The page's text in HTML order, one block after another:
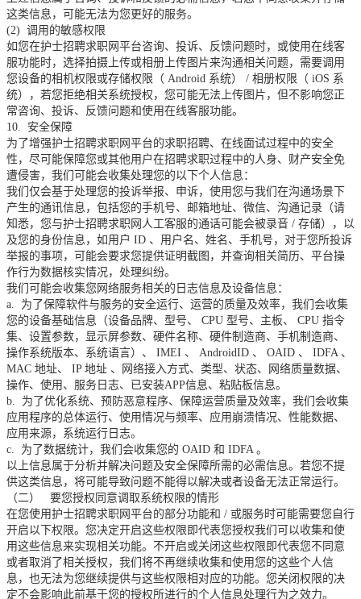
这类信息，可能无法为您更好的服务。
(2) 调用的敏感权限
如您在护士招聘求职网平台咨询、投诉、反馈问题时，或使用在线客
服功能时，选择拍摄上传或相册上传图片来沟通相关问题，需要调用
您设备的相机权限或存储权限（ Android 系统） / 相册权限（ iOS 系
统），若您拒绝相关系统授权，您可能无法上传图片，但不影响您正
常咨询、投诉、反馈问题和使用在线客服功能。
10.
安全保障
为了增强护士招聘求职网平台的求职招聘、在线面试过程中的安全
性，尽可能保障您或其他用户在招聘求职过程中的人身、财产安全免
遭侵害，我们可能会收集处理您的以下个人信息：
我们仅会基于处理您的投诉举报、申诉，使用您与我们在沟通场景下
产生的通讯信息，包括您的手机号、邮箱地址、微信、沟通记录（请
知悉，您与护士招聘求职网人工客服的通话可能会被录音 / 存储），以
及您的身份信息，如用户 ID 、用户名、姓名、手机号，对于您所投诉
举报的事项，可能会要求您提供证明截图，并查询相关简历、平台操
作行为数据核实情况，处理纠纷。
我们可能会收集您网络服务相关的日志信息及设备信息：
a.
为了保障软件与服务的安全运行、运营的质量及效率，我们会收集
您的设备基础信息（设备品牌、型号、
CPU 型号、主板、 CPU 指令
集、设置参数，显示屏参数、硬件名称、硬件制造商、手机制造商、
操作系统版本、系统语言）、
IMEI 、 AndroidID 、 OAID 、 IDFA 、
MAC 地址、 IP 地址 、网络接入方式、类型、状态、网络质量数据、
操作、使用、服务日志、已安装APP信息、粘贴板信息。
b.
为了优化系统、预防恶意程序、保障运营质量及效率，我们会收集
应用程序的总体运行、使用情况与频率、应用崩溃情况、性能数据、
应用来源，系统运行日志。
c.
为了数据统计，我们会收集您的 OAID 和 IDFA 。
以上信息属于分析并解决问题及安全保障所需的必需信息。若您不提
供这类信息，将可能导致问题不能得以解决或者设备无法正常运行。
（二）
要您授权同意调取系统权限的情形
在您使用护士招聘求职网平台的部分功能和 / 或服务时可能需要您自行
开启以下权限。您决定开启这些权限即代表您授权我们可以收集和使
用这些信息来实现相关功能。不开启或关闭这些权限即代表您不同意
或者取消了相关授权，我们将不再继续收集和使用您的这些个人信
息，也无法为您继续提供与这些权限相对应的功能。您关闭权限的决
定不会影响此前基于您的授权所进行的个人信息处理行为之效力。